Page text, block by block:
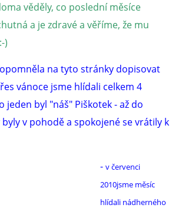
věděly, co poslední měsíce
a je zdravé a věříme, že mu
)
na tyto stránky dopisovat
vánoce jsme hlídali celkem 4
jeden byl "náš" Piškotek - až do
byly v pohodě a spokojené se vrátily k
- v červenci
2010jsme měsíc
hlídali nádherného